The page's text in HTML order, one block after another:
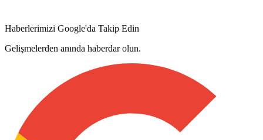
Haberlerimizi Google'da Takip Edin
Gelişmelerden anında haberdar olun.